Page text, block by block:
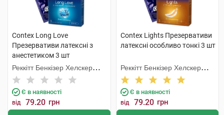
Contex Long Love
Презервативи латексні з
анестетиком 3 шт
Реккітт Бенкізер Хелскер
Мануфектурінг
Є в наявності
від 79.20 грн
Contex Lights Презервативи
латексні особливо тонкі 3 шт
Реккітт Бенкізер Хелскер
Мануфектурінг
Є в наявності
від 79.20 грн